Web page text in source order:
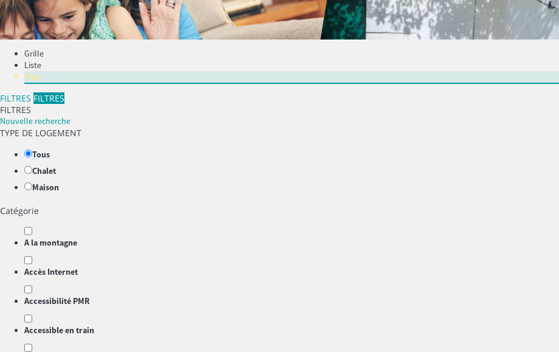
Grille
Liste
Plan
FILTRES FILTRES
FILTRES
Nouvelle recherche
TYPE DE LOGEMENT
Tous
Chalet
Maison
Catégorie
A la montagne
Accès Internet
Accessibilité PMR
Accessible en train